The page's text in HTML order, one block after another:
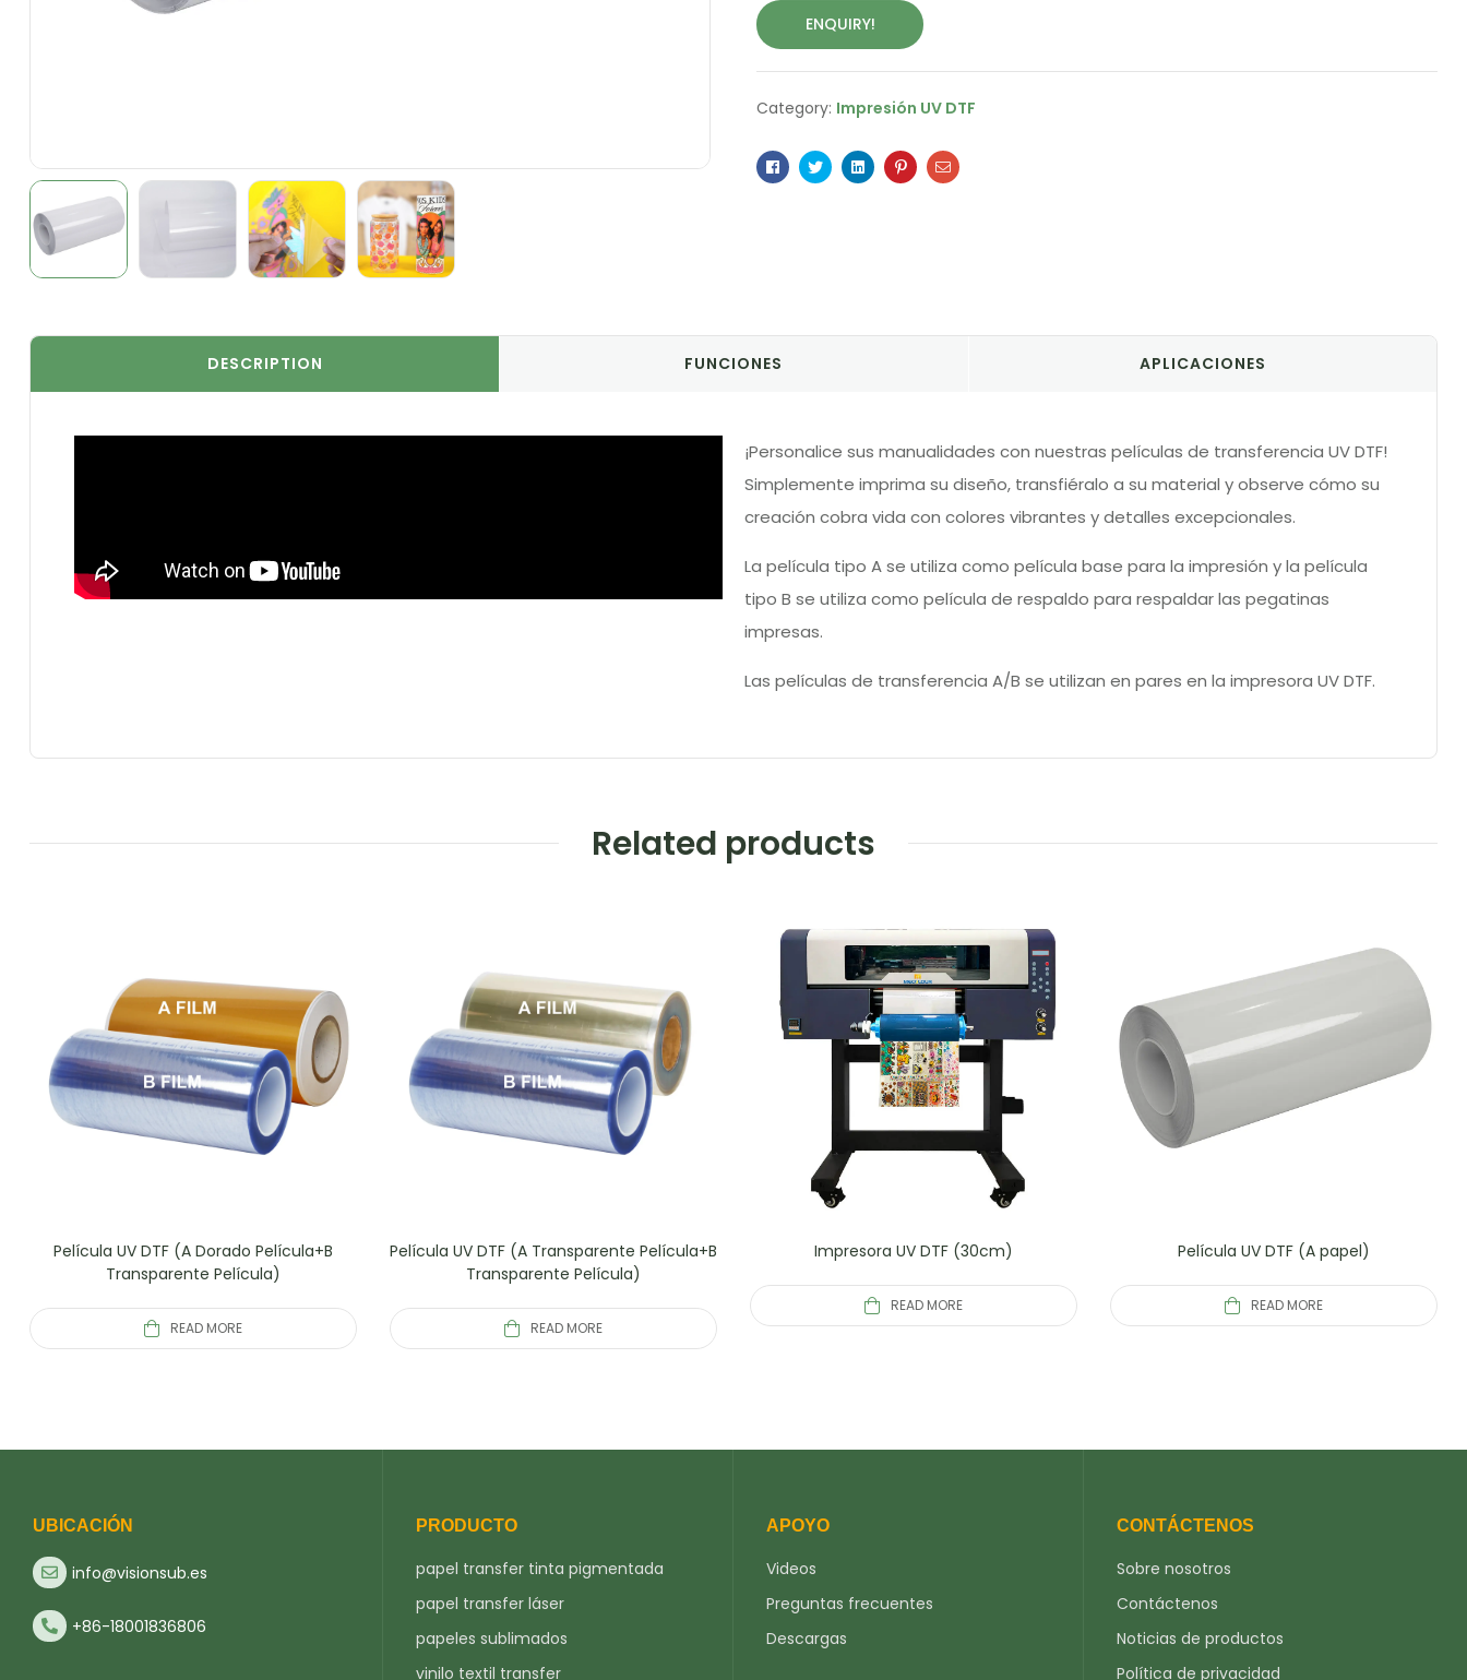
ENQUIRY!
Category: Impresión UV DTF
Facebook
TwitterLinkedinPinterestEmail
DESCRIPTION FUNCIONES APLICACIONES
¡Personalice sus manualidades con nuestras películas de transferencia UV DTF!
Simplemente imprima su diseño, transfiéralo a su material y observe cómo su
creación cobra vida con colores vibrantes y detalles excepcionales.
La película tipo A se utiliza como película base para la impresión y la película
tipo B se utiliza como película de respaldo para respaldar las pegatinas
impresas.
Las películas de transferencia A/B se utilizan en pares en la impresora UV DTF.
Related products
Película UV DTF (A Dorado Película+B
Transparente Película)
READ MORE
Película UV DTF (A Transparente Película+B
Transparente Película)
READ MORE
Impresora UV DTF (30cm)
READ MORE
Película UV DTF (A papel)
READ MORE
UBICACIÓN
info@visionsub.es
+86-18001836806
PRODUCTO
papel transfer tinta pigmentada
papel transfer láser
papeles sublimados
vinilo textil transfer
APOYO
Videos
Preguntas frecuentes
Descargas
CONTÁCTENOS
Sobre nosotros
Contáctenos
Noticias de productos
Política de privacidad